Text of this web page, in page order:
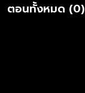
ตอนทั้งหมด (0)